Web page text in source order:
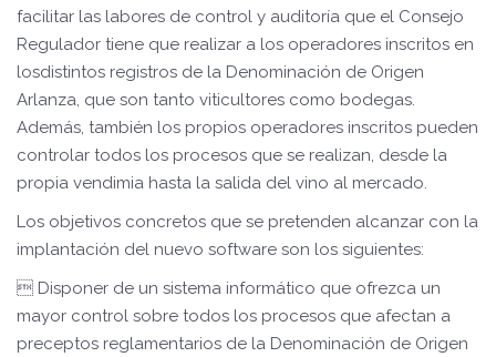
facilitar las labores de control y auditoría que el Consejo
Regulador tiene que realizar a los operadores inscritos en
losdistintos registros de la Denominación de Origen
Arlanza, que son tanto viticultores como bodegas.
Además, también los propios operadores inscritos pueden
controlar todos los procesos que se realizan, desde la
propia vendimia hasta la salida del vino al mercado.
Los objetivos concretos que se pretenden alcanzar con la
implantación del nuevo software son los siguientes:
 Disponer de un sistema informático que ofrezca un
mayor control sobre todos los procesos que afectan a
preceptos reglamentarios de la Denominación de Origen